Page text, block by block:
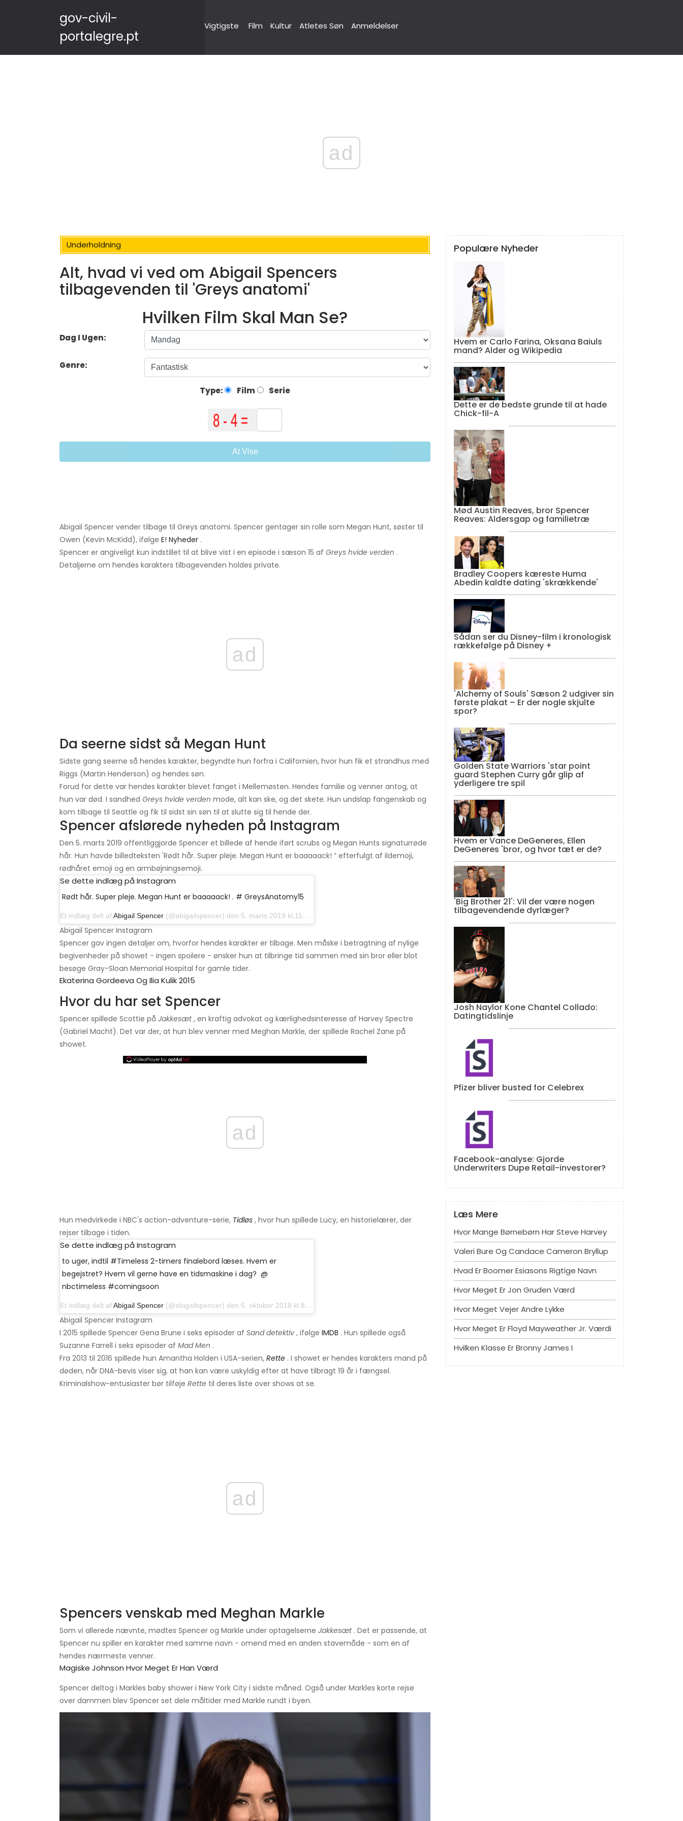
gov-civil-
portalegre.pt
Vigtigste Film Kultur Atletes Søn Anmeldelser
ad
Underholdning
Alt, hvad vi ved om Abigail Spencers
tilbagevenden til 'Greys anatomi'
Hvilken Film Skal Man Se?
Dag I Ugen:
Genre:
Type: Film Serie
At Vise
Abigail Spencer vender tilbage til Greys anatomi. Spencer gentager sin rolle som Megan Hunt, søster til
Owen (Kevin McKidd), ifølge E! Nyheder .
Spencer er angiveligt kun indstillet til at blive vist i en episode i sæson 15 af Greys hvide verden .
Detaljerne om hendes karakters tilbagevenden holdes private.
ad
Da seerne sidst så Megan Hunt
Sidste gang seerne så hendes karakter, begyndte hun forfra i Californien, hvor hun fik et strandhus med
Riggs (Martin Henderson) og hendes søn.
Forud for dette var hendes karakter blevet fanget i Mellemøsten. Hendes familie og venner antog, at
hun var død. I sandhed Greys hvide verden mode, alt kan ske, og det skete. Hun undslap fangenskab og
kom tilbage til Seattle og fik til sidst sin søn til at slutte sig til hende der.
Spencer afslørede nyheden på Instagram
Den 5. marts 2019 offentliggjorde Spencer et billede af hende iført scrubs og Megan Hunts signaturrøde
hår. Hun havde billedteksten 'Rødt hår. Super pleje. Megan Hunt er baaaaack! ” efterfulgt af ildemoji,
rødhåret emoji og en armbøjningsemoji.
Se dette indlæg på Instagram
Rødt hår. Super pleje. Megan Hunt er baaaaack! ‍. # GreysAnatomy15
Et indlæg delt afAbigail Spencer (@abigailspencer) den 5. marts 2019 kl.11: 34 PST
Abigail Spencer Instagram
Spencer gav ingen detaljer om, hvorfor hendes karakter er tilbage. Men måske i betragtning af nylige
begivenheder på showet - ingen spoilere - ønsker hun at tilbringe tid sammen med sin bror eller blot
besøge Gray-Sloan Memorial Hospital for gamle tider.
Ekaterina Gordeeva Og Ilia Kulik 2015
Hvor du har set Spencer
Spencer spillede Scottie på Jakkesæt, en kraftig advokat og kærlighedsinteresse af Harvey Spectre
(Gabriel Macht). Det var der, at hun blev venner med Meghan Markle, der spillede Rachel Zane på
showet.
ad
Hun medvirkede i NBC's action-adventure-serie, Tidløs , hvor hun spillede Lucy, en historielærer, der
rejser tilbage i tiden.
Se dette indlæg på Instagram
to uger, indtil #Timeless 2-timers finalebord læses. Hvem er
begejstret? Hvem vil gerne have en tidsmaskine i dag? ‍‍‍ @
nbctimeless #comingsoon
Et indlæg delt afAbigail Spencer (@abigailspencer) den 6. oktober 2018 kl.8: 25 PDT
Abigail Spencer Instagram
I 2015 spillede Spencer Gena Brune i seks episoder af Sand detektiv , ifølge IMDB . Hun spillede også
Suzanne Farrell i seks episoder af Mad Men .
Fra 2013 til 2016 spillede hun Amantha Holden i USA-serien, Rette . I showet er hendes karakters mand på
døden, når DNA-bevis viser sig, at han kan være uskyldig efter at have tilbragt 19 år i fængsel.
Kriminalshow-entusiaster bør tilføje Rette til deres liste over shows at se.
ad
Spencers venskab med Meghan Markle
Som vi allerede nævnte, mødtes Spencer og Markle under optagelserne Jakkesæt. Det er passende, at
Spencer nu spiller en karakter med samme navn - omend med en anden stavemåde - som en af ​​
hendes nærmeste venner.
Magiske Johnson Hvor Meget Er Han Værd
Spencer deltog i Markles baby shower i New York City i sidste måned. Også under Markles korte rejse
over dammen blev Spencer set dele måltider med Markle rundt i byen.
Populære Nyheder
Hvem er Carlo Farina, Oksana Baiuls
mand? Alder og Wikipedia
Dette er de bedste grunde til at hade
Chick-fil-A
Mød Austin Reaves, bror Spencer
Reaves: Aldersgap og familietræ
Bradley Coopers kæreste Huma
Abedin kaldte dating 'skrækkende'
Sådan ser du Disney-film i kronologisk
rækkefølge på Disney +
'Alchemy of Souls' Sæson 2 udgiver sin
første plakat – Er der nogle skjulte
spor?
Golden State Warriors 'star point
guard Stephen Curry går glip af
yderligere tre spil
Hvem er Vance DeGeneres, Ellen
DeGeneres 'bror, og hvor tæt er de?
'Big Brother 21': Vil der være nogen
tilbagevendende dyrlæger?
Josh Naylor Kone Chantel Collado:
Datingtidslinje
Pfizer bliver busted for Celebrex
Facebook-analyse: Gjorde
Underwriters Dupe Retail-investorer?
Læs Mere
Hvor Mange Børnebørn Har Steve Harvey
Valeri Bure Og Candace Cameron Bryllup
Hvad Er Boomer Esiasons Rigtige Navn
Hvor Meget Er Jon Gruden Værd
Hvor Meget Vejer Andre Lykke
Hvor Meget Er Floyd Mayweather Jr. Værdi
Hvilken Klasse Er Bronny James I